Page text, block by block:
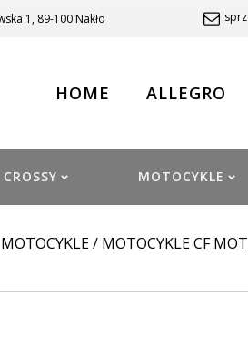
1, 89-100 Nakło
HOME ALLEGRO
CROSSY MOTOCYKLE
MOTOCYKLE/ MOTOCYKLE CF